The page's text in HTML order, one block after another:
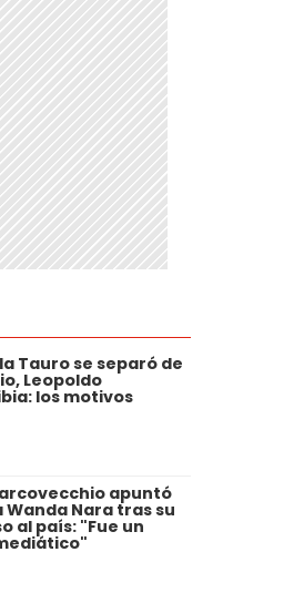
Tauro se separó de
Leopoldo
los motivos
apuntó
Nara tras su
al país: "Fue un